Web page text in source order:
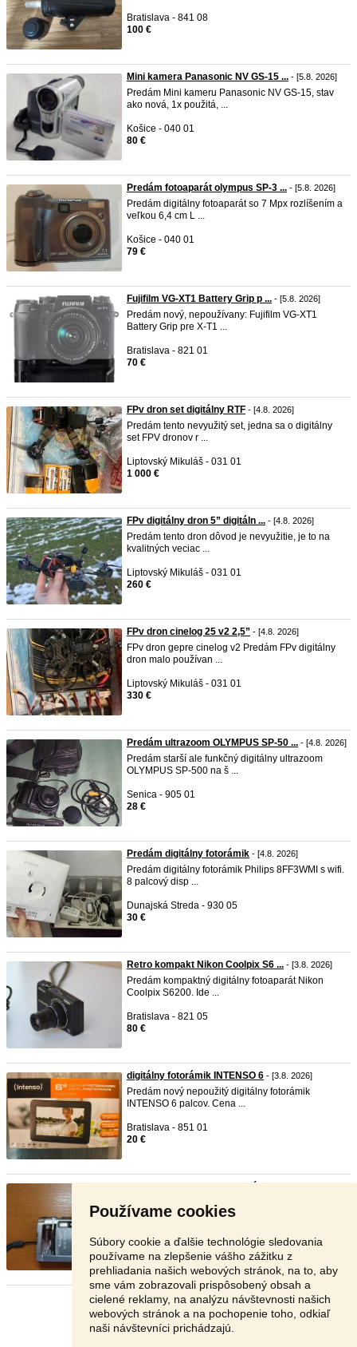
Používame cookies
Súbory cookie a ďalšie technológie sledovania
používame na zlepšenie vášho zážitku z
prehliadania našich webových stránok, na to, aby
sme vám zobrazovali prispôsobený obsah a
cielené reklamy, na analýzu návštevnosti našich
webových stránok a na pochopenie toho, odkiaľ
naši návštevníci prichádzajú.
Bratislava - 841 08
100 €
Mini kamera Panasonic NV GS-15 ... - [5.8. 2026]
Predám Mini kameru Panasonic NV GS-15, stav
ako nová, 1x použitá, ...
Košice - 040 01
80 €
Predám fotoaparát olympus SP-3 ... - [5.8. 2026]
Predám digitálny fotoaparát so 7 Mpx rozlíšením a
veľkou 6,4 cm L ...
Košice - 040 01
79 €
Fujifilm VG-XT1 Battery Grip p ... - [5.8. 2026]
Predám nový, nepoužívany: Fujifilm VG-XT1
Battery Grip pre X-T1 ...
Bratislava - 821 01
70 €
FPv dron set digitálny RTF - [4.8. 2026]
Predám tento nevyužitý set, jedna sa o digitálny
set FPV dronov r ...
Liptovský Mikuláš - 031 01
1 000 €
FPv digitálny dron 5” digitáln ... - [4.8. 2026]
Predám tento dron dôvod je nevyužitie, je to na
kvalitných veciac ...
Liptovský Mikuláš - 031 01
260 €
FPv dron cinelog 25 v2 2,5” - [4.8. 2026]
FPv dron gepre cinelog v2 Predám FPv digitálny
dron malo používan ...
Liptovský Mikuláš - 031 01
330 €
Predám ultrazoom OLYMPUS SP-50 ... - [4.8. 2026]
Predám starší ale funkčný digitálny ultrazoom
OLYMPUS SP-500 na š ...
Senica - 905 01
28 €
Predám digitálny fotorámik - [4.8. 2026]
Predám digitálny fotorámik Philips 8FF3WMI s wifi.
8 palcový disp ...
Dunajská Streda - 930 05
30 €
Retro kompakt Nikon Coolpix S6 ... - [3.8. 2026]
Predám kompaktný digitálny fotoaparát Nikon
Coolpix S6200. Ide ...
Bratislava - 821 05
80 €
digitálny fotorámik INTENSO 6 - [3.8. 2026]
Predám nový nepoužitý digitálny fotorámik
INTENSO 6 palcov. Cena ...
Bratislava - 851 01
20 €
Predám digitálny fotoaparát Olympus Tough TG-
810, vodeodolný, 14, ...
Bratislava - 821 09
Stránka: 1 2 3 Ďalšia